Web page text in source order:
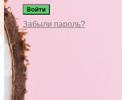
Войти
Забыли пароль?